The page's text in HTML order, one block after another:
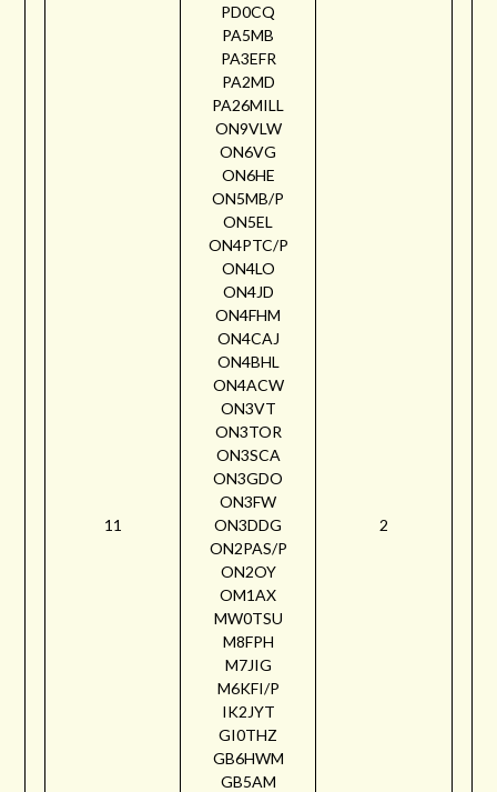
11
PD0CQ
PA5MB
PA3EFR
PA2MD
PA26MILL
ON9VLW
ON6VG
ON6HE
ON5MB/P
ON5EL
ON4PTC/P
ON4LO
ON4JD
ON4FHM
ON4CAJ
ON4BHL
ON4ACW
ON3VT
ON3TOR
ON3SCA
ON3GDO
ON3FW
ON3DDG
ON2PAS/P
ON2OY
OM1AX
MW0TSU
M8FPH
M7JIG
M6KFI/P
IK2JYT
GI0THZ
GB6HWM
GB5AM
2